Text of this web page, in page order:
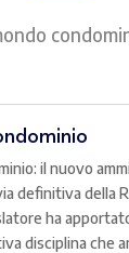
il nuovo
definitiva della
ha
disciplina che